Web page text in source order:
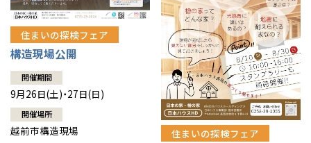
住まいの探検フェア
構造現場公開
開催期間
9月26日(土)・27日(日)
開催場所
越前市構造現場 住まいの探検フェア